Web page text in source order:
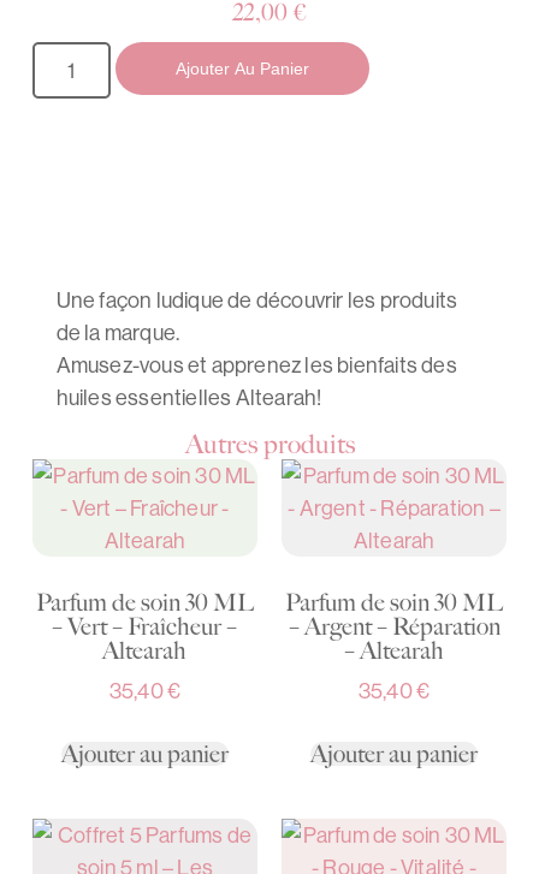
22,00 €
Ajouter Au Panier
Une façon ludique de découvrir les produits
de la marque.
Amusez-vous et apprenez les bienfaits des
huiles essentielles Altearah!
Autres produits
Parfum de soin 30 ML
– Vert – Fraîcheur –
Altearah
35,40€
Ajouter au panier
Parfum de soin 30 ML
– Argent – Réparation
– Altearah
35,40€
Ajouter au panier